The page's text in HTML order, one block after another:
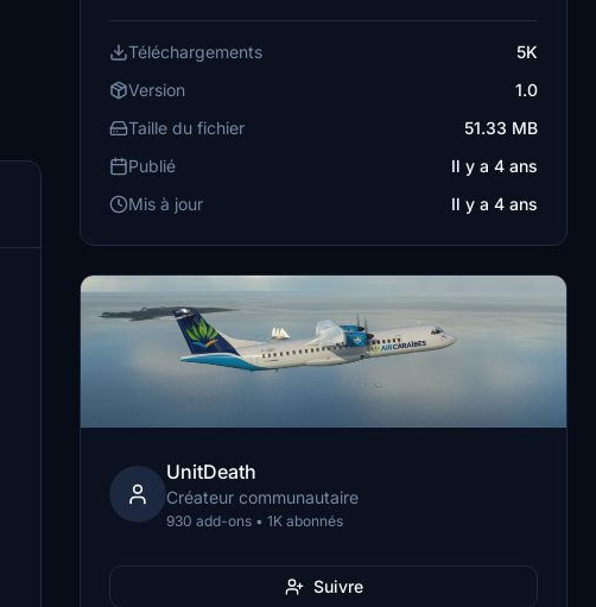
Téléchargements
5K
Version
1.0
Taille du fichier
51.33 MB
Publié
Il y a 4 ans
Mis à jour
Il y a 4 ans
UnitDeath
Créateur communautaire
930 add-ons • 1K abonnés
Suivre